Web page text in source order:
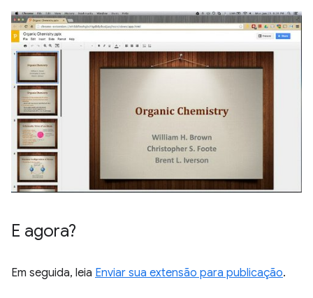
E agora?
Em seguida, leia Enviar sua extensão para publicação.